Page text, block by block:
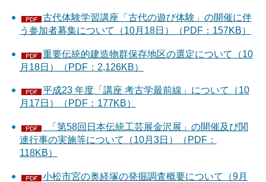
古代体験学習講座「古代の遊び体験」の開催に伴
う参加者募集について（10月18日）（PDF：157KB）
重要伝統的建造物群保存地区の選定について（10
月18日）（PDF：2,126KB）
平成23 年度「講座 考古学最前線」について（10
月17日）（PDF：177KB）
「第58回日本伝統工芸展金沢展」の開催及び関
連行事の実施等について（10月3日）（PDF：
118KB）
小松市宮の奥経塚の発掘調査概要について（9月